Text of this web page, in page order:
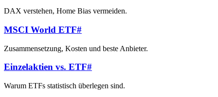
DAX verstehen, Home Bias vermeiden.
MSCI World ETF#
Zusammensetzung, Kosten und beste Anbieter.
Einzelaktien vs. ETF#
Warum ETFs statistisch überlegen sind.